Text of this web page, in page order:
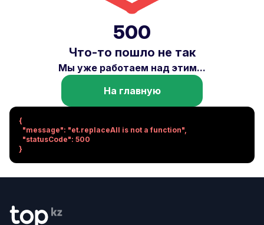
500
Что-то пошло не так
Мы уже работаем над этим...
На главную
{
}